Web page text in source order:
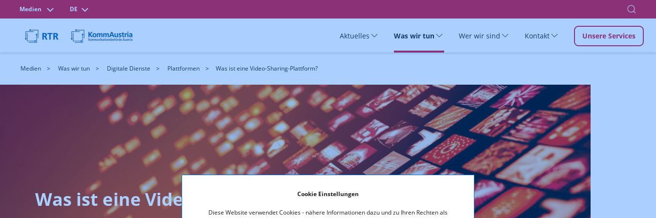
Cookie Einstellungen
Diese Website verwendet Cookies - nähere Informationen dazu und zu Ihren Rechten als
Medien DE
Aktuelles Was wir tun Wer wir sind Kontakt Unsere Services
Medien Was wir tun Digitale Dienste Plattformen Was ist eine Video-Sharing-Plattform?
Was ist eine Video-Sharing-Plattform?